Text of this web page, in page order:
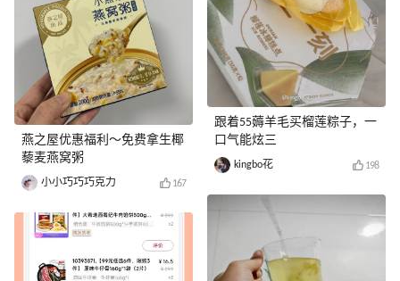
燕之屋优惠福利～免费拿生椰
藜麦燕窝粥
小小巧巧巧克力 167
跟着55薅羊毛买榴莲粽子，一
口气能炫三
kingbo花 198